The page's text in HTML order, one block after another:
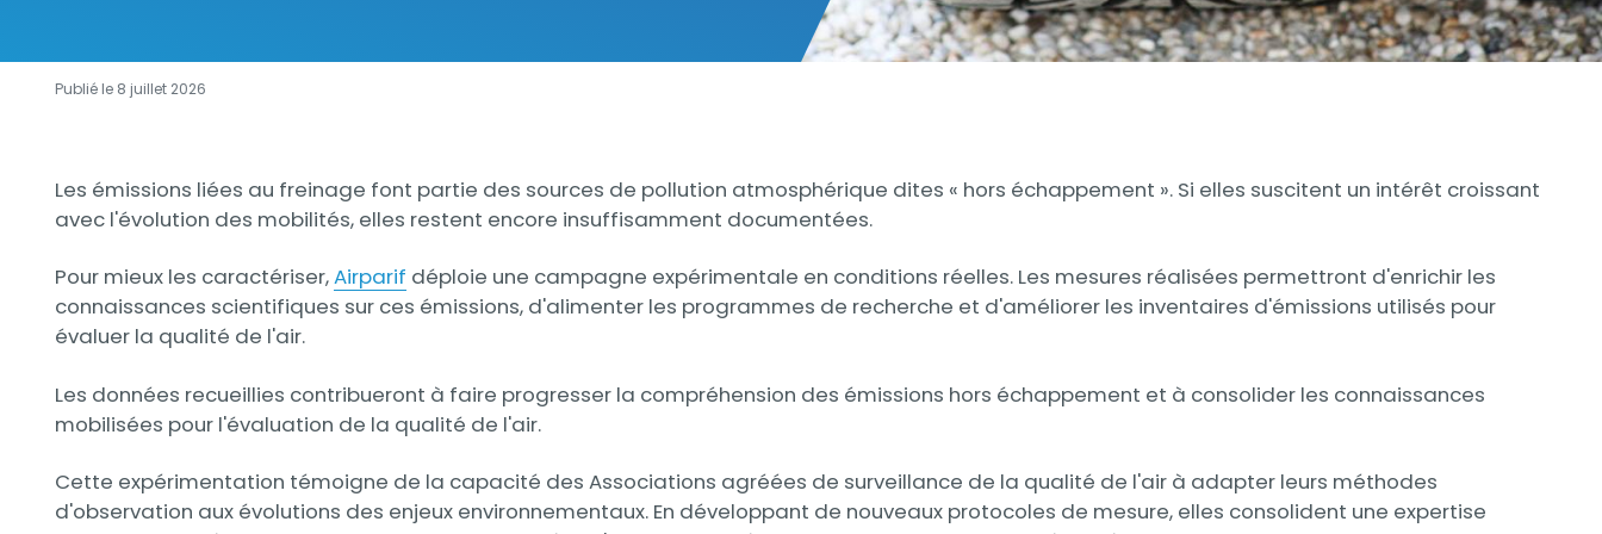
Publié le 8 juillet 2026
Contenu
Les émissions liées au freinage font partie des sources de pollution atmosphérique dites « hors échappement ». Si elles suscitent un intérêt croissant
avec l'évolution des mobilités, elles restent encore insuffisamment documentées.
Pour mieux les caractériser,Airparif déploie une campagne expérimentale en conditions réelles. Les mesures réalisées permettront d'enrichir les
connaissances scientifiques sur ces émissions, d'alimenter les programmes de recherche et d'améliorer les inventaires d'émissions utilisés pour
évaluer la qualité de l'air.
Les données recueillies contribueront à faire progresser la compréhension des émissions hors échappement et à consolider les connaissances
mobilisées pour l'évaluation de la qualité de l'air.
Cette expérimentation témoigne de la capacité des Associations agréées de surveillance de la qualité de l'air à adapter leurs méthodes
d'observation aux évolutions des enjeux environnementaux. En développant de nouveaux protocoles de mesure, elles consolident une expertise